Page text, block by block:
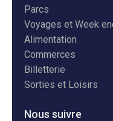
Parcs
Voyages et Week
Alimentation
Commerces
Billetterie
Sorties et Loisirs
Nous suivre